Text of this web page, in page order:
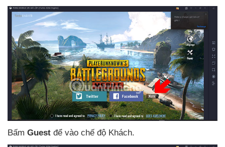
Bấm Guest để vào chế độ Khách.